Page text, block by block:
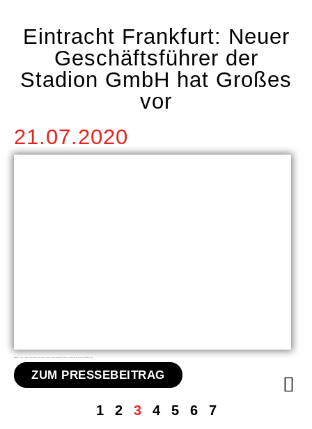
Eintracht Frankfurt: Neuer
Geschäftsführer der
Stadion GmbH hat Großes
vor
21.07.2020
ZUM PRESSEBEITRAG
1 2 3 4 5 6 7